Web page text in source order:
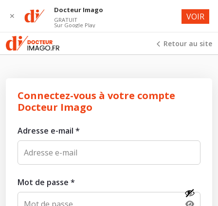
Retour au site
Connectez-vous à votre compte
Docteur Imago
Adresse e-mail *
Mot de passe *
✕
Docteur Imago
GRATUIT
Sur Google Play
VOIR